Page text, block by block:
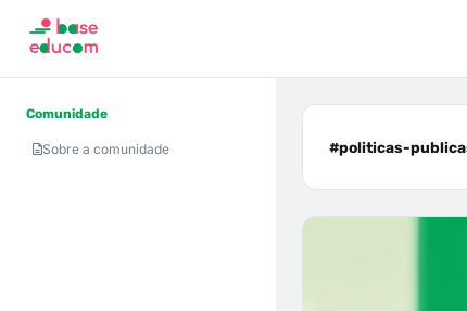
Comunidade
Sobre a comunidade #politicas-